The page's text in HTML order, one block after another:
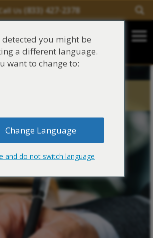
Us (833) 427-2378
Lane, Esq. – PLLC
asbesto/mesotelioma
al asbesto
del asbesto
de asbesto
Tags
detected you might be
a different language.
want to change to:
Change Language
and do not switch language